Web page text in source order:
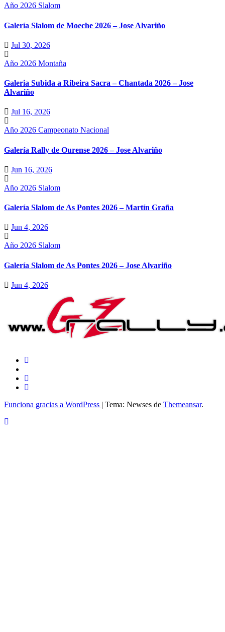
Año 2026 Slalom
Galería Slalom de Moeche 2026 – Jose Alvariño
Jul 30, 2026
Año 2026 Montaña
Galeria Subida a Ribeira Sacra – Chantada 2026 – Jose
Alvariño
Jul 16, 2026
Año 2026 Campeonato Nacional
Galería Rally de Ourense 2026 – Jose Alvariño
Jun 16, 2026
Año 2026 Slalom
Galería Slalom de As Pontes 2026 – Martín Graña
Jun 4, 2026
Año 2026 Slalom
Galería Slalom de As Pontes 2026 – Jose Alvariño
Jun 4, 2026
Funciona gracias a WordPress | Tema: Newses de Themeansar.